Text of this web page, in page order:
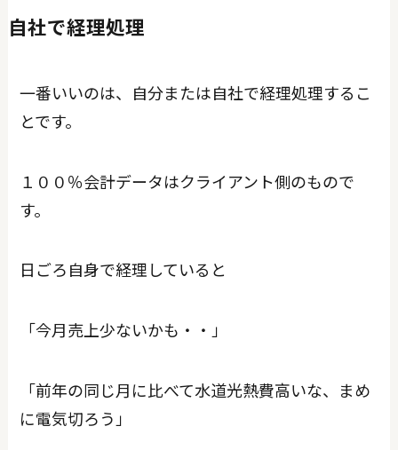
自社で経理処理
一番いいのは、自分または自社で経理処理するこ
とです。
１００％会計データはクライアント側のもので
す。
日ごろ自身で経理していると
「今月売上少ないかも・・」
「前年の同じ月に比べて水道光熱費高いな、まめ
に電気切ろう」